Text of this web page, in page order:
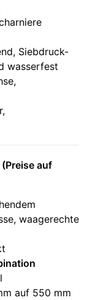
Siebdruck-
wasserfest
auf
waagerechte
auf 550 mm